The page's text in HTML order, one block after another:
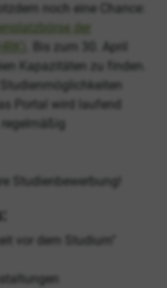
noch eine Chance:
der
. Bis zum 30. April
Kapazitäten zu finden.
Portal wird laufend
Studienbewerbung!
vor dem Studium"